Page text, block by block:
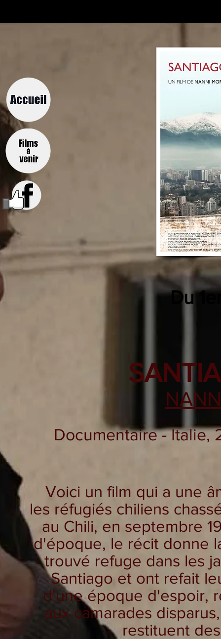
Documentaire - Italie,
Voici un film qui a une
les réfugiés chiliens
au Chili, en septembre
d'époque, le récit donne
trouvé refuge dans les
Santiago et ont refait
d'une époque d'espoir,
aux camarades
restituent
Du